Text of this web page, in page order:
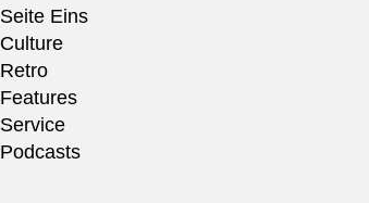
Seite Eins
Culture
Retro
Features
Service
Podcasts